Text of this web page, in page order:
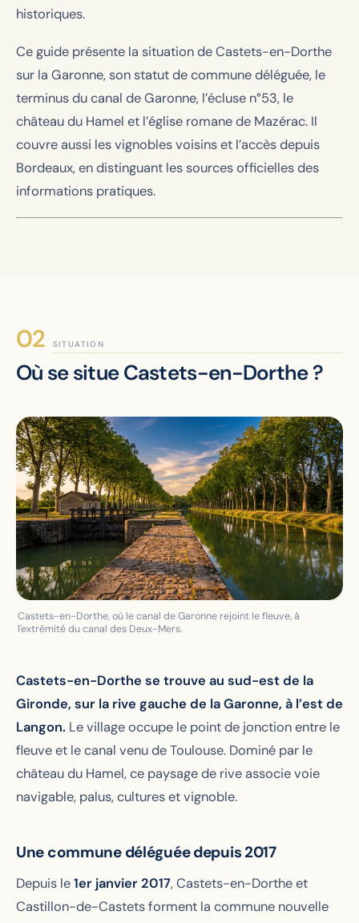
historiques.
Ce guide présente la situation de Castets-en-Dorthe
sur la Garonne, son statut de commune déléguée, le
terminus du canal de Garonne, l’écluse n°53, le
château du Hamel et l’église romane de Mazérac. Il
couvre aussi les vignobles voisins et l’accès depuis
Bordeaux, en distinguant les sources officielles des
informations pratiques.
SITUATION
Où se situe Castets-en-Dorthe ?
Castets-en-Dorthe, où le canal de Garonne rejoint le fleuve, à
l'extrémité du canal des Deux-Mers.
Castets-en-Dorthe se trouve au sud-est de la
Gironde, sur la rive gauche de la Garonne, à l’est de
Langon. Le village occupe le point de jonction entre le
fleuve et le canal venu de Toulouse. Dominé par le
château du Hamel, ce paysage de rive associe voie
navigable, palus, cultures et vignoble.
Une commune déléguée depuis 2017
Depuis le1er janvier 2017, Castets-en-Dorthe et
Castillon-de-Castets forment la commune nouvelle